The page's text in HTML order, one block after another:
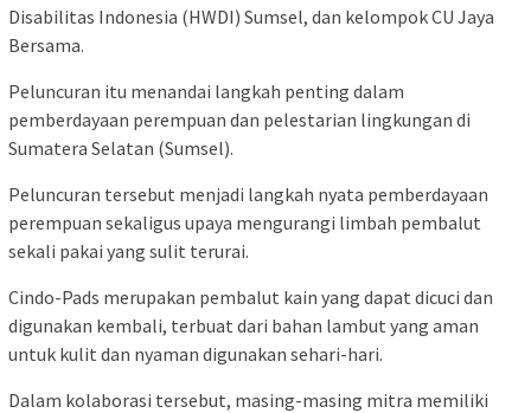
Disabilitas Indonesia (HWDI) Sumsel, dan kelompok CU Jaya
Bersama.
Peluncuran itu menandai langkah penting dalam
pemberdayaan perempuan dan pelestarian lingkungan di
Sumatera Selatan (Sumsel).
Peluncuran tersebut menjadi langkah nyata pemberdayaan
perempuan sekaligus upaya mengurangi limbah pembalut
sekali pakai yang sulit terurai.
Cindo-Pads merupakan pembalut kain yang dapat dicuci dan
digunakan kembali, terbuat dari bahan lambut yang aman
untuk kulit dan nyaman digunakan sehari-hari.
Dalam kolaborasi tersebut, masing-masing mitra memiliki